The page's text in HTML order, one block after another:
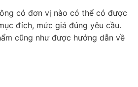
có đơn vị nào có thể có được
đích, mức giá đúng yêu cầu.
cũng như được hướng dẫn về